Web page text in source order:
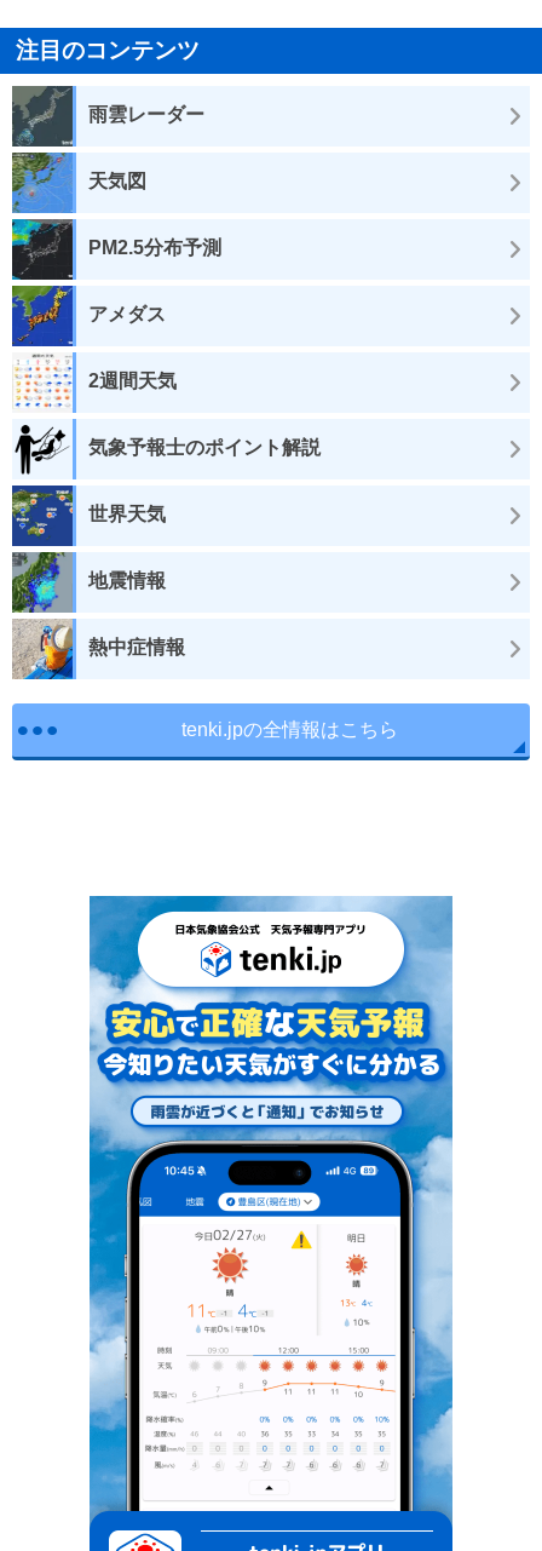
注目のコンテンツ
雨雲レーダー
天気図
PM2.5分布予測
アメダス
2週間天気
気象予報士のポイント解説
世界天気
地震情報
熱中症情報
tenki.jpの全情報はこちら